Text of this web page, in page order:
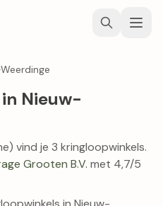
Nieuw-
vind je 3 kringloopwinkels.
Grooten B.V. met 4,7/5